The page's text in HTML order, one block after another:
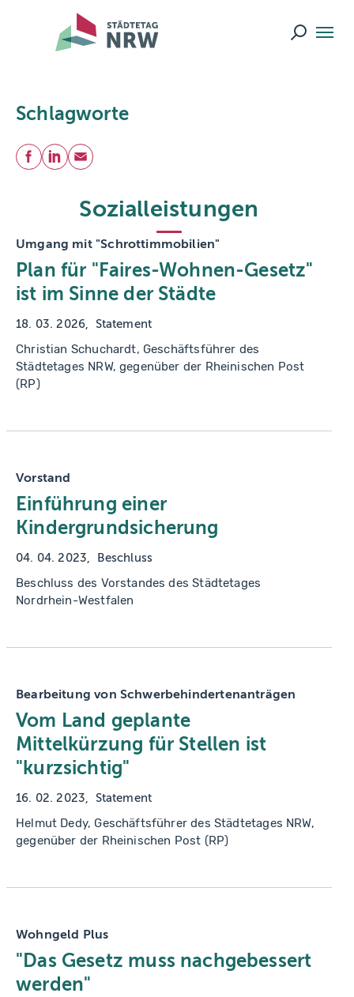
Skip to main navigation
Skip to main content
Skip to page footer
Suche
Schlagworte
Teilen
Facebook
LinkedIn
E-Mail
Sozialleistungen
Umgang mit "Schrottimmobilien"
Plan für "Faires-Wohnen-Gesetz"
ist im Sinne der Städte
18. 03. 2026 Statement
Christian Schuchardt, Geschäftsführer des
Städtetages NRW, gegenüber der Rheinischen Post
(RP)
Vorstand
Einführung einer
Kindergrundsicherung
04. 04. 2023 Beschluss
Beschluss des Vorstandes des Städtetages
Nordrhein-Westfalen
Bearbeitung von Schwerbehindertenanträgen
Vom Land geplante
Mittelkürzung für Stellen ist
"kurzsichtig"
16. 02. 2023 Statement
Helmut Dedy, Geschäftsführer des Städtetages NRW,
gegenüber der Rheinischen Post (RP)
Wohngeld Plus
"Das Gesetz muss nachgebessert
werden"